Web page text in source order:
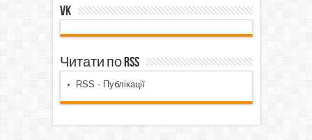
VK
Читати по RSS
RSS - Публікації